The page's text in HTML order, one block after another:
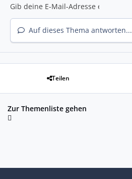
Auf dieses Thema antworten...
Teilen
Zur Themenliste gehen